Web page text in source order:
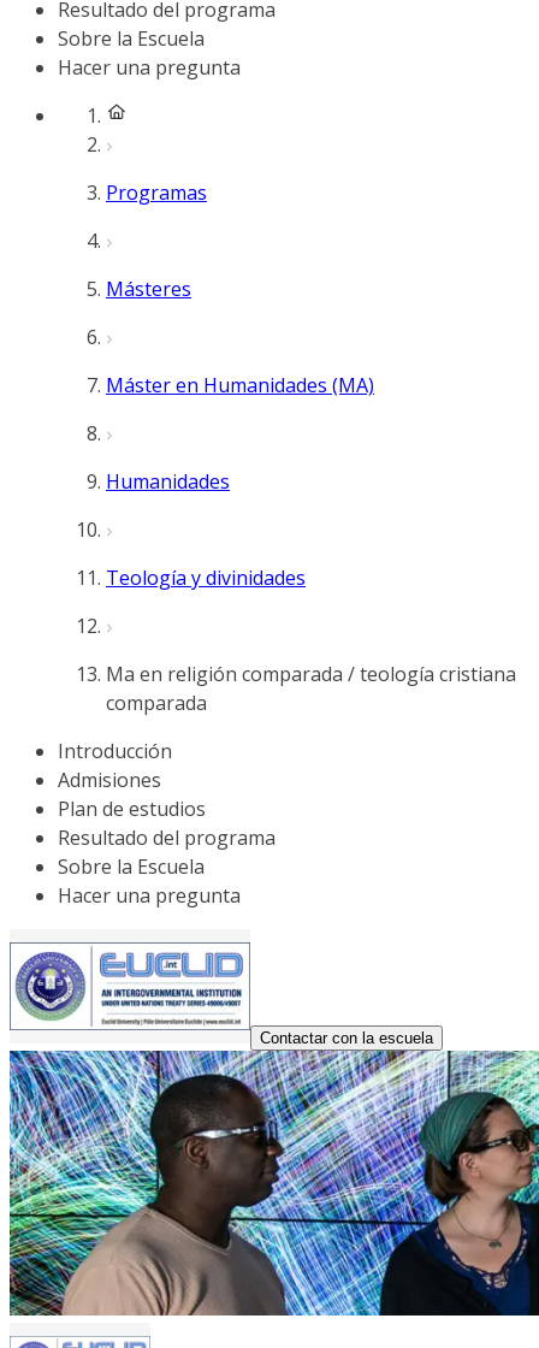
Resultado del programa
Sobre la Escuela
Hacer una pregunta
Programas
Másteres
Máster en Humanidades (MA)
Humanidades
Teología y divinidades
Ma en religión comparada / teología cristiana
comparada
Introducción
Admisiones
Plan de estudios
Resultado del programa
Sobre la Escuela
Hacer una pregunta
Contactar con la escuela